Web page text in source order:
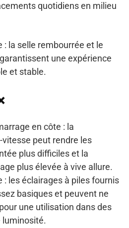
quotidiens en milieu
: la selle rembourrée et le
une expérience
et stable.
en côte : la
peut rendre les
plus difficiles et la
plus élevée à vive allure.
: les éclairages à piles fournis
basiques et peuvent ne
une utilisation dans des
luminosité.